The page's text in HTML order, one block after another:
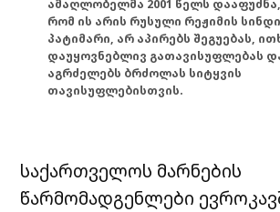
ამაღლობელმა 2001 წელს დააფუძნა,
რომ ის არის რუსული რეჟიმის
პატიმარი, არ აპირებს შეგუებას,
დაუყოვნებლივ გათავისუფლებას
აგრძელებს ბრძოლას სიტყვის
თავისუფლებისთვის.
საქართველოს მარნების
წარმომადგენლები